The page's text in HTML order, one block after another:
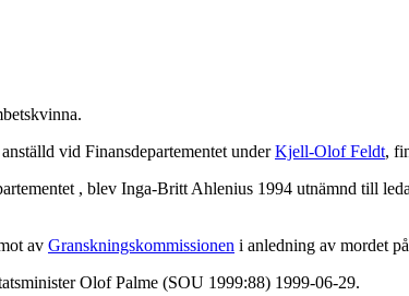
vid Finansdepartementet underKjell-Olof Feldt,
, blev Inga-Britt Ahlenius 1994 utnämnd till
av Granskningskommissionen i anledning av mordet
Olof Palme (SOU 1999:88) 1999-06-29.